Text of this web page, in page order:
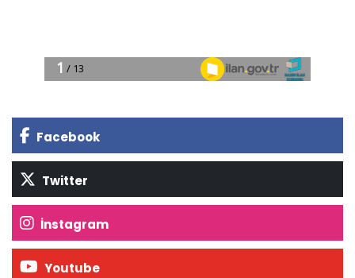
Facebook
Twitter
İnstagram
Youtube